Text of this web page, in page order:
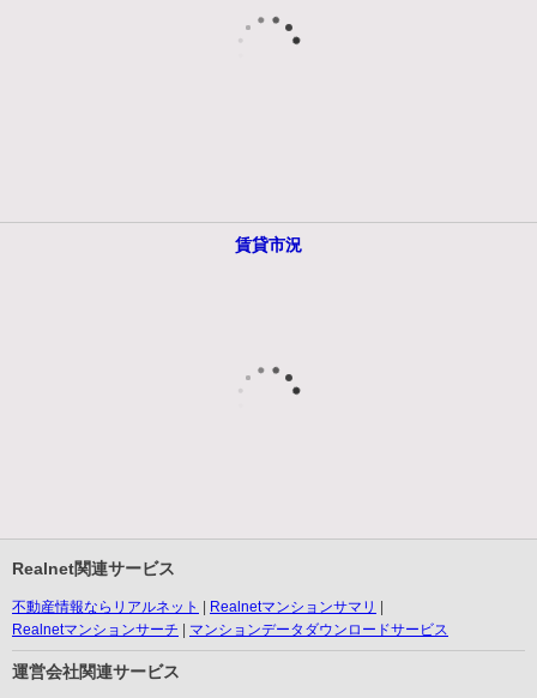
賃貸市況
Realnet関連サービス
不動産情報ならリアルネット
Realnetマンションサマリ
Realnetマンションサーチ
マンションデータダウンロードサービス
運営会社関連サービス